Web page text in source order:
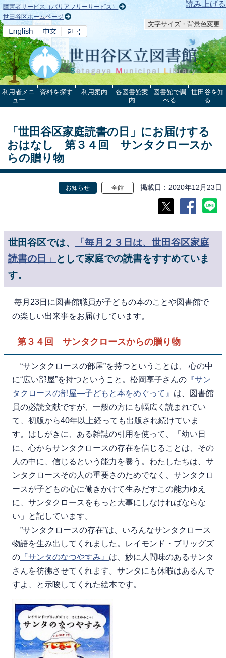
本文へ 読み上げる
障害者サービス（バリアフリーサービス）
世田谷区ホームページ
文字サイズ・背景色変更
利用者メニ
ュー
資料を探す 利用案内
各図書館案
内
図書館で調
べる
世田谷を知
る
「世田谷区家庭読書の日」にお届けする
おはなし 第３４回 サンタクロースか
らの贈り物
お知らせ 全館 掲載日 2020年12月23日
世田谷区では、
「毎月２３日は、世田谷区家庭
読書の日」
として家庭での読書をすすめていま
す。
毎月23日に図書館職員が子どもの本のことや図書館で
の楽しい出来事をお届けしています。
第３４回 サンタクロースからの贈り物
“サンタクロースの部屋”を持つということは、 心の中
に“広い部屋”を持つということ。松岡享子さんの 『サン
タクロースの部屋―子どもと本をめぐって』 は、図書館
員の必読文献ですが、一般の方にも幅広く読まれてい
て、初版から40年以上経っても出版され続けていま
す。はしがきに、ある雑誌の引用を使って、「幼い日
に、心からサンタクロースの存在を信じることは、その
人の中に、信じるという能力を養う。わたしたちは、サ
ンタクロースその人の重要さのためでなく、サンタクロ
ースが子どもの心に働きかけて生みだすこの能力ゆえ
に、サンタクロースをもっと大事にしなければならな
い」と記しています。
”サンタクロースの存在”は、いろんなサンタクロース
物語を生み出してくれました。レイモンド・ブリッグズ
の 『サンタのなつやすみ』 は、妙に人間味のあるサンタ
さんを彷彿させてくれます。サンタにも休暇はあるんで
すよ、と示唆してくれた絵本です。